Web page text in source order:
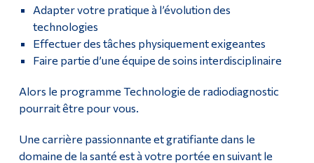
Adapter votre pratique à l’évolution des
technologies
Effectuer des tâches physiquement exigeantes
Faire partie d’une équipe de soins interdisciplinaire
Alors le programme Technologie de radiodiagnostic
pourrait être pour vous.
Une carrière passionnante et gratifiante dans le
domaine de la santé est à votre portée en suivant le